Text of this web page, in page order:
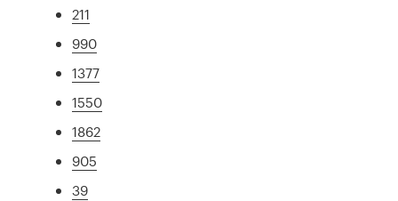
211
990
1377
1550
1862
905
39